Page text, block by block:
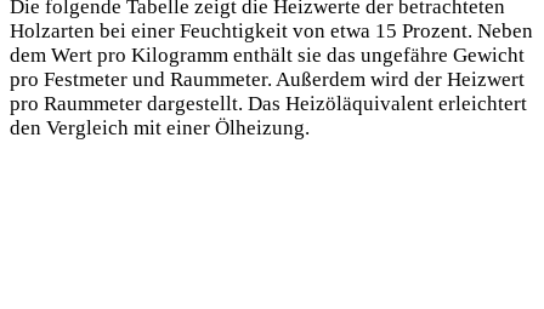
Die folgende Tabelle zeigt die Heizwerte der betrachteten
Holzarten bei einer Feuchtigkeit von etwa 15 Prozent. Neben
dem Wert pro Kilogramm enthält sie das ungefähre Gewicht
pro Festmeter und Raummeter. Außerdem wird der Heizwert
pro Raummeter dargestellt. Das Heizöläquivalent erleichtert
den Vergleich mit einer Ölheizung.